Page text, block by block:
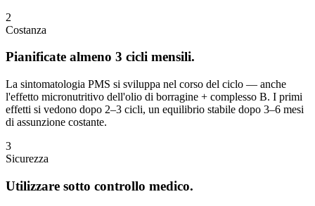
2
Costanza
Pianificate almeno 3 cicli mensili.
La sintomatologia PMS si sviluppa nel corso del ciclo — anche
l'effetto micronutritivo dell'olio di borragine + complesso B. I primi
effetti si vedono dopo 2–3 cicli, un equilibrio stabile dopo 3–6 mesi
di assunzione costante.
3
Sicurezza
Utilizzare sotto controllo medico.